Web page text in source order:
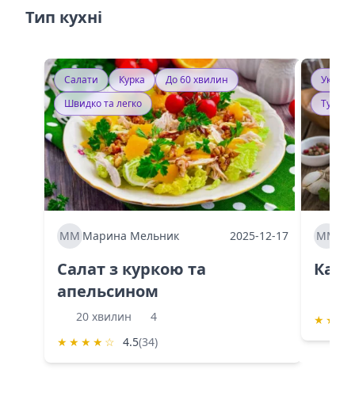
Тип кухні
Салати Курка
До 60 хвилин
Швидко та легко
ММ Марина Мельник 2025-12-17
Салат з куркою та
апельсином
20 хвилин
4
★ ★ ★ ★ ☆ 4.5(34)
ММ
★ ★